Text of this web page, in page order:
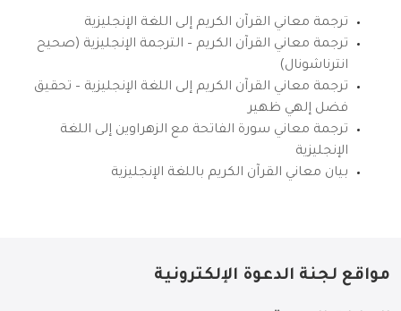
ترجمة معاني القرآن الكريم إلى اللغة الإنجليزية
ترجمة معاني القرآن الكريم – الترجمة الإنجليزية (صحيح
انترناشونال)
ترجمة معاني القرآن الكريم إلى اللغة الإنجليزية – تحقيق
فضل إلهي ظهير
ترجمة معاني سورة الفاتحة مع الزهراوين إلى اللغة
الإنجليزية
بيان معاني القرآن الكريم باللغة الإنجليزية
مواقع لجنة الدعوة الإلكترونية